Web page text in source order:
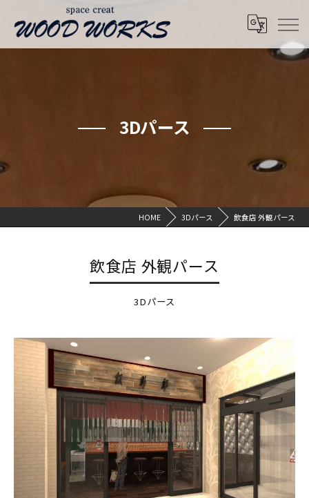
3Dパース
HOME 3Dパース 飲食店 外観パース
3Dパース
飲食店 外観パース